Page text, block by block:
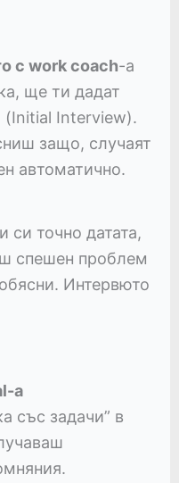
с work coach-а
ще ти дадат
(Initial Interview).
защо, случаят
автоматично.
си точно датата,
спешен проблем
Интервюто
а
със задачи” в